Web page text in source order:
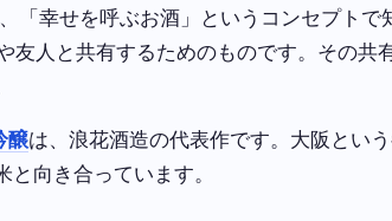
「幸せを呼ぶお酒」というコンセプトで
友人と共有するためのものです。その共
醸は、浪花酒造の代表作です。大阪とい
向き合っています。